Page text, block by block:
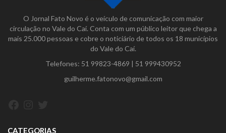
O Jornal Fato Novo é o veículo de comunicação com maior
circulação no Vale do Caí. Conta com um público leitor que chega a
mais 25.000 pessoas e cobre o noticiário de todos os 18 municípios
do Vale do Caí.
Telefones: 51 99823-4869 | 51 999430952
guilherme.fatonovo@gmail.com
CATEGORIAS